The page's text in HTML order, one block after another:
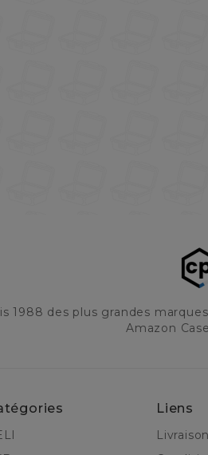
1988 des plus grandes
Amazon
Liens
Livraison